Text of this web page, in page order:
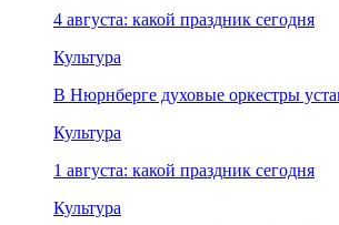
4 августа: какой праздник сегодня
Культура
В Нюрнберге духовые оркестры
Культура
1 августа: какой праздник сегодня
Культура